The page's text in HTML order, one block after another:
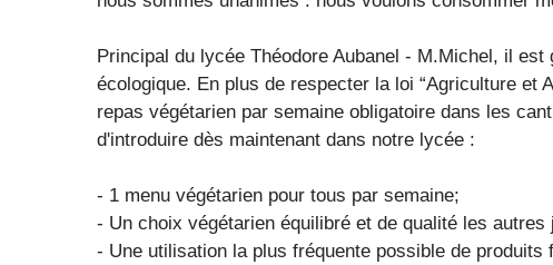
Principal du lycée Théodore Aubanel - M.Michel, il est
écologique. En plus de respecter la loi “Agriculture et
repas végétarien par semaine obligatoire dans les
d'introduire dès maintenant dans notre lycée :
- 1 menu végétarien pour tous par semaine;
- Un choix végétarien équilibré et de qualité les autres
- Une utilisation la plus fréquente possible de produits